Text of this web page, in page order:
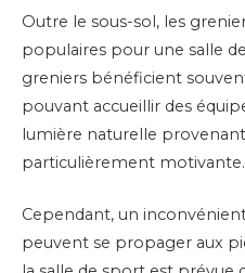
Outre le sous-sol, les
populaires pour une salle
greniers bénéficient
pouvant accueillir des
lumière naturelle
particulièrement motivante.
Cependant, un
peuvent se propager aux